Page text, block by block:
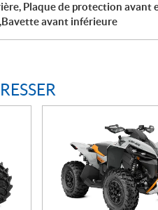
Plaque de protection avant
avant inférieure